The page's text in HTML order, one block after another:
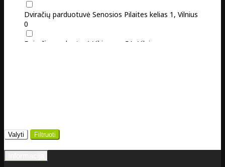
Dviračių parduotuvė Senosios Pilaites kelias 1, Vilnius
0
Dviračių parduotuvė Vikingų g. 5A, Vilnius
Valyti Filtruoti